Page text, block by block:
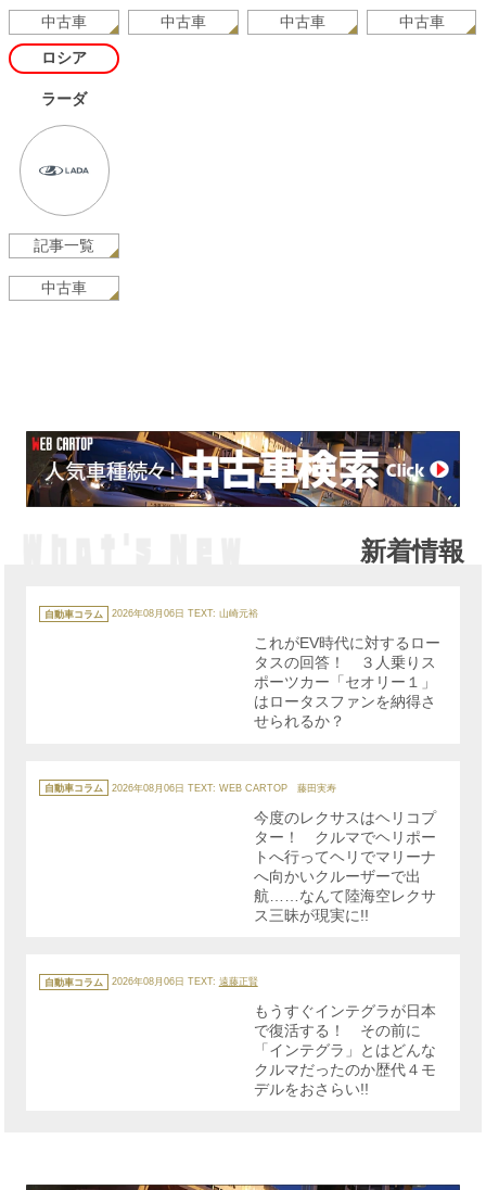
中古車 中古車 中古車 中古車
ロシア
ラーダ
記事一覧
中古車
新着情報
テ
ゴ
自動車コラム 2026年08月06日 TEXT: 山崎元裕
これがEV時代に対するロー
タスの回答！ ３人乗りス
ポーツカー「セオリー１」
はロータスファンを納得さ
せられるか？
テ
ゴ
自動車コラム 2026年08月06日 TEXT: WEB CARTOP 藤田実寿
今度のレクサスはヘリコプ
ター！ クルマでヘリポー
トへ行ってヘリでマリーナ
へ向かいクルーザーで出
航……なんて陸海空レクサ
ス三昧が現実に!!
テ
ゴ
自動車コラム 2026年08月06日 TEXT: 遠藤正賢
もうすぐインテグラが日本
で復活する！ その前に
「インテグラ」とはどんな
クルマだったのか歴代４モ
デルをおさらい!!